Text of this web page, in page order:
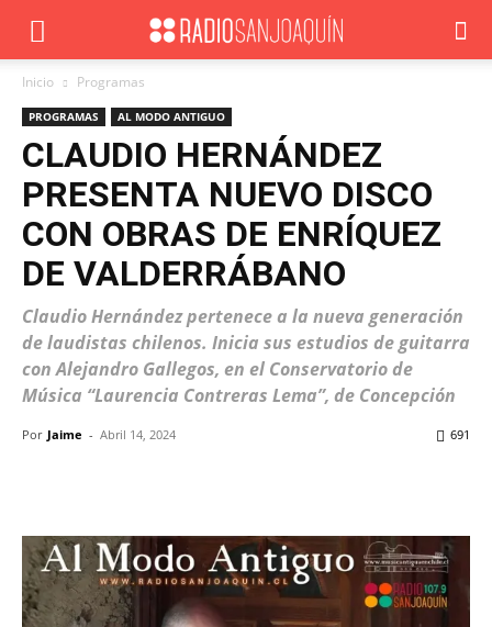
Inicio Programas
PROGRAMAS AL MODO ANTIGUO
CLAUDIO HERNÁNDEZ
PRESENTA NUEVO DISCO
CON OBRAS DE ENRÍQUEZ
DE VALDERRÁBANO
Claudio Hernández pertenece a la nueva generación
de laudistas chilenos. Inicia sus estudios de guitarra
con Alejandro Gallegos, en el Conservatorio de
Música “Laurencia Contreras Lema”, de Concepción
Por Jaime - Abril 14, 2024 691